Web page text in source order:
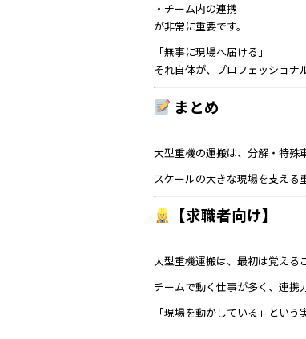
・チーム内の連携
が非常に重要です。
「無事に現場へ届ける」
それ自体が、プロフェッショナ
まとめ
大型重機の運搬は、分解・特殊
スケールの大きな現場を支える
【求職者向け】
大型重機運搬は、最初は覚える
チームで動く仕事が多く、連携
「現場を動かしている」とい